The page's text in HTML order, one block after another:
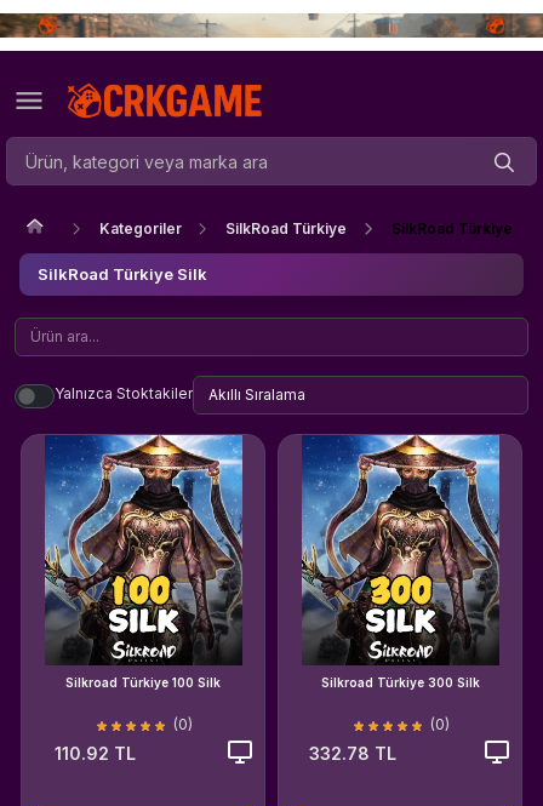
Kategoriler SilkRoad Türkiye SilkRoad Türkiye Silk
SilkRoad Türkiye Silk
Yalnızca Stoktakiler
Silkroad Türkiye 100 Silk
(0)
110.92 TL
Silkroad Türkiye 300 Silk
(0)
332.78 TL